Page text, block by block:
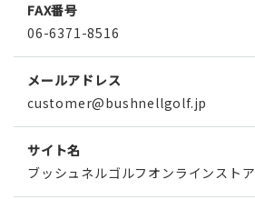
FAX番号
06-6371-8516
メールアドレス
customer@bushnellgolf.jp
サイト名
ブッシュネルゴルフオンラインストア